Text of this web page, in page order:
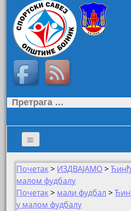
Претрага
Почетак> ИЗДВАЈАМО>
малом фудбалу
Почетак> мали фудбал >
у малом фудбалу